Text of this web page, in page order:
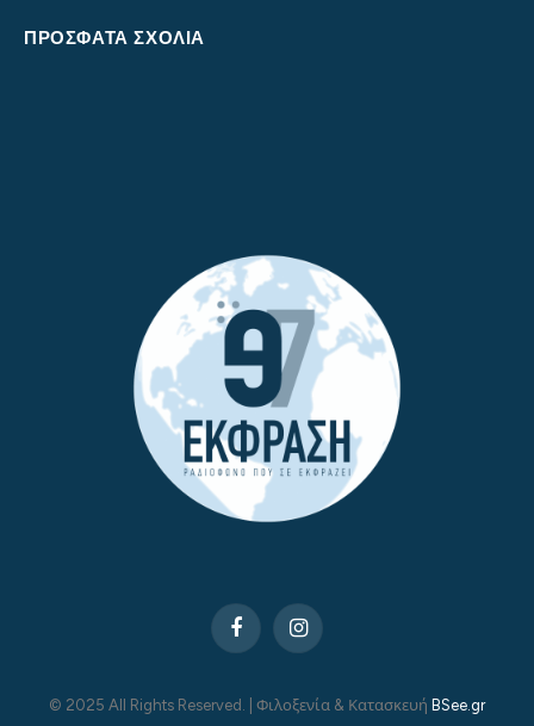
ΠΡΌΣΦΑΤΑ ΣΧΌΛΙΑ
FacebookInstagram
© 2025 All Rights Reserved. | Φιλοξενία & Κατασκευή BSee.gr